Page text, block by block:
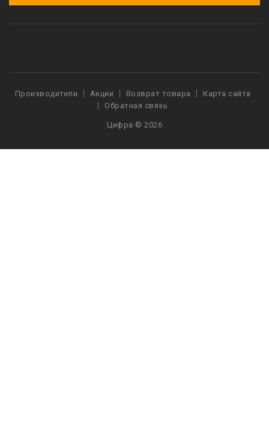
Производители Акции Возврат товара
Карта сайта
Обратная связь
Цифра © 2026